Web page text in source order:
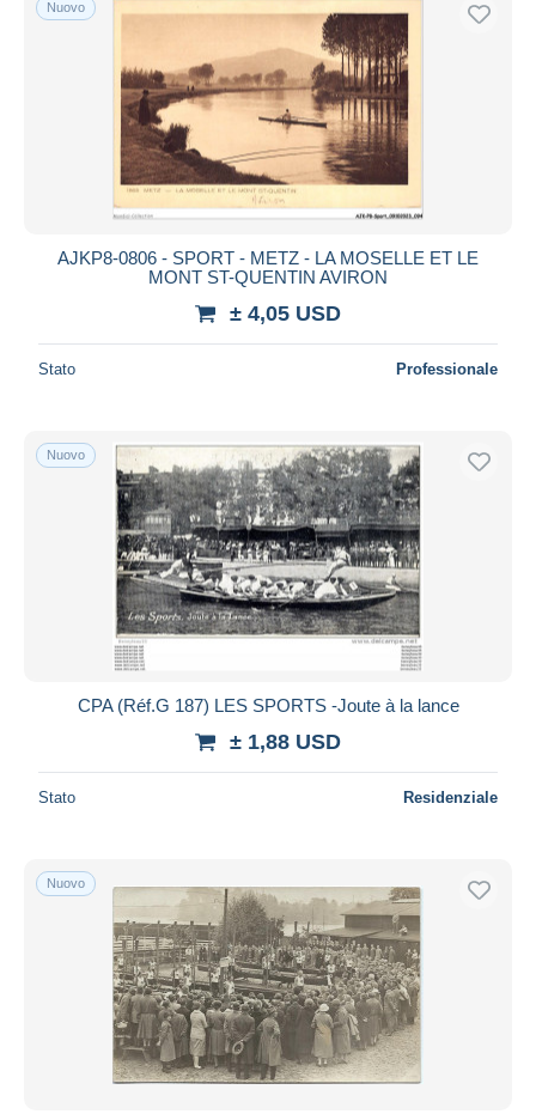
Spedizione gratuita
Metodi di pagamento
PayPal
Bonifico bancario
Visa
iDeal
Residenza del venditore
Aggiorna
Nuovo
AJKP8-0806 - SPORT - METZ - LA MOSELLE ET LE
MONT ST-QUENTIN AVIRON
± 4,05 USD
Stato Professionale
Nuovo
CPA (Réf.G 187) LES SPORTS -Joute à la lance
± 1,88 USD
Stato Residenziale
Nuovo